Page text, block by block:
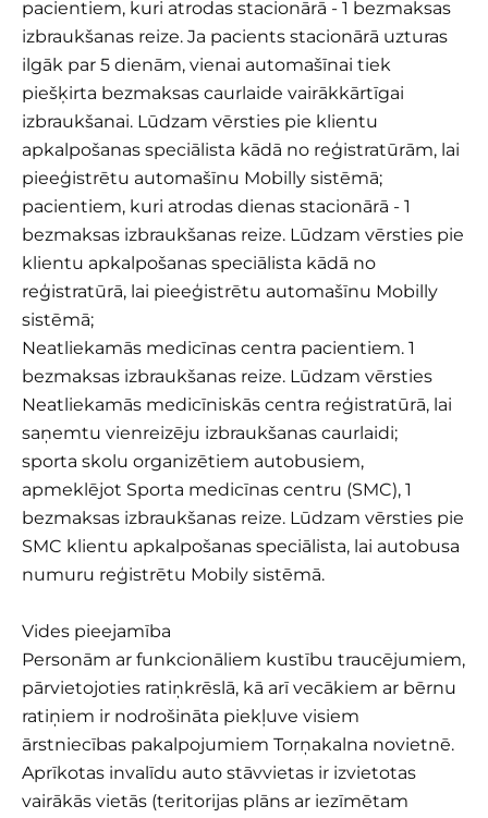
pacientiem, kuri atrodas stacionārā - 1 bezmaksas
izbraukšanas reize. Ja pacients stacionārā uzturas
ilgāk par 5 dienām, vienai automašīnai tiek
piešķirta bezmaksas caurlaide vairākkārtīgai
izbraukšanai. Lūdzam vērsties pie klientu
apkalpošanas speciālista kādā no reģistratūrām, lai
pieeģistrētu automašīnu Mobilly sistēmā;
pacientiem, kuri atrodas dienas stacionārā - 1
bezmaksas izbraukšanas reize. Lūdzam vērsties pie
klientu apkalpošanas speciālista kādā no
reģistratūrā, lai pieeģistrētu automašīnu Mobilly
sistēmā;
Neatliekamās medicīnas centra pacientiem. 1
bezmaksas izbraukšanas reize. Lūdzam vērsties
Neatliekamās medicīniskās centra reģistratūrā, lai
saņemtu vienreizēju izbraukšanas caurlaidi;
sporta skolu organizētiem autobusiem,
apmeklējot Sporta medicīnas centru (SMC), 1
bezmaksas izbraukšanas reize. Lūdzam vērsties pie
SMC klientu apkalpošanas speciālista, lai autobusa
numuru reģistrētu Mobily sistēmā.
Vides pieejamība
Personām ar funkcionāliem kustību traucējumiem,
pārvietojoties ratiņkrēslā, kā arī vecākiem ar bērnu
ratiņiem ir nodrošināta piekļuve visiem
ārstniecības pakalpojumiem Torņakalna novietnē.
Aprīkotas invalīdu auto stāvvietas ir izvietotas
vairākās vietās (teritorijas plāns ar iezīmētam